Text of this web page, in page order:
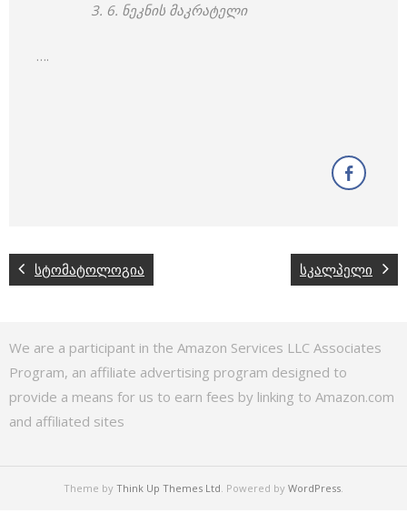
3. 6. ნეკნის მაკრატელი
….
სტომატოლოგია სკალპელი
We are a participant in the Amazon Services LLC Associates
Program, an affiliate advertising program designed to
provide a means for us to earn fees by linking to Amazon.com
and affiliated sites
Theme by Think Up Themes Ltd. Powered by WordPress.